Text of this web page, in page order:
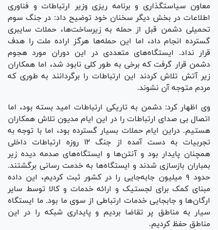
معاون سیاستگذاری و برنامه ریزی وزیر ارتباطات و فناوری
اطلاعات در بخش دیگر سخنان خود توضیح داد: در جنگ سوم
تحمیلی دشمن قبل از حمله به زیرساخت‌ها، حملات سایبری
گسترده انجام داد، اما این حمله‌ها هرگز اراده ملت را هدف
قرار نداد. ایستگاه‌های متعددی در این دوران مورد هجوم
دشمن قرار گرفت که برخی به طور کلی نابود شد، اما همکاران
زیر آتش تلاش کردند این ارتباطات را برگردانند به طوری که
مردم متوجه آن نشوند.
وی اظهار کرد: دشمن به تاریکی ارتباطات امید بسته بود، اما
اتصال بی صدای ارتباطات را در این ایام مدیون تلاش همکاران
هستیم. دراین ایام حملات بسیار گسترده بود، اما با توجه به
تجربیات به دست آمده از جنگ ۱۲ روزه ارتباطات داخلی
همچنان پایدار بود و آنتن‌ها و ایستگاه‌های صدمه دیده زیر
بمباران بازسازی شدند و ایستگاه‌ها به خدمت رسانی برگشتند.
حدود ۹ میلیون جا‌به‌جایی را در کشور ثبت کردیم، این داده
مبنای کمک برای لجستیک و ارائه خدمات و کالا توسط سایر
ارگان‌ها و جابجایی خدمات ارتباطی از سوی ما بود. ما ایستگاه
سیار به مناطق پر تقاضا بردیم و پایداری شبکه را در این
مناطق حفظ کردیم.